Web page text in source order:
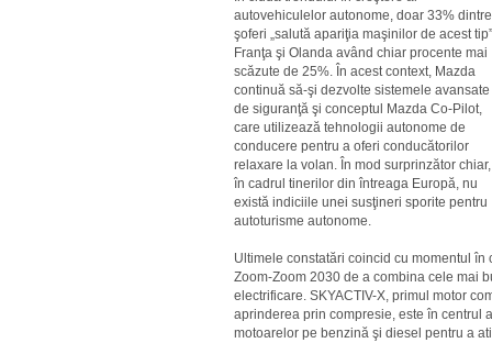
autovehiculelor autonome, doar 33% dintre
şoferi „salută apariţia maşinilor de acest
Franţa şi Olanda având chiar procente mai
scăzute de 25%. În acest context, Mazda
continuă să-şi dezvolte sistemele avansate
de siguranţă şi conceptul Mazda Co-Pilot,
care utilizează tehnologii autonome de
conducere pentru a oferi conducătorilor
relaxare la volan. În mod surprinzător chiar,
în cadrul tinerilor din întreaga Europă, nu
există indiciile unei susţineri sporite pentru
autoturisme autonome.
Ultimele constatări coincid cu momentul
Zoom-Zoom 2030 de a combina cele mai
electrificare. SKYACTIV-X, primul motor
aprinderea prin compresie, este în centrul
motoarelor pe benzină şi diesel pentru a